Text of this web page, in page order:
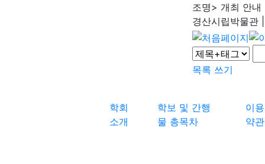
조명> 개최 안내
경산시립박물관
목록 쓰기
학회
소개
학보 및 간행
물 총목차
이용
약관